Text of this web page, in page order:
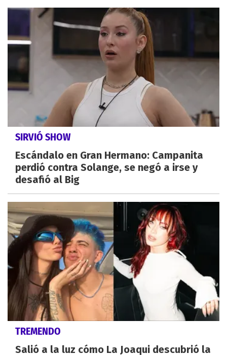
SIRVIÓ SHOW
Escándalo en Gran Hermano: Campanita
perdió contra Solange, se negó a irse y
desafió al Big
TREMENDO
Salió a la luz cómo La Joaqui descubrió la